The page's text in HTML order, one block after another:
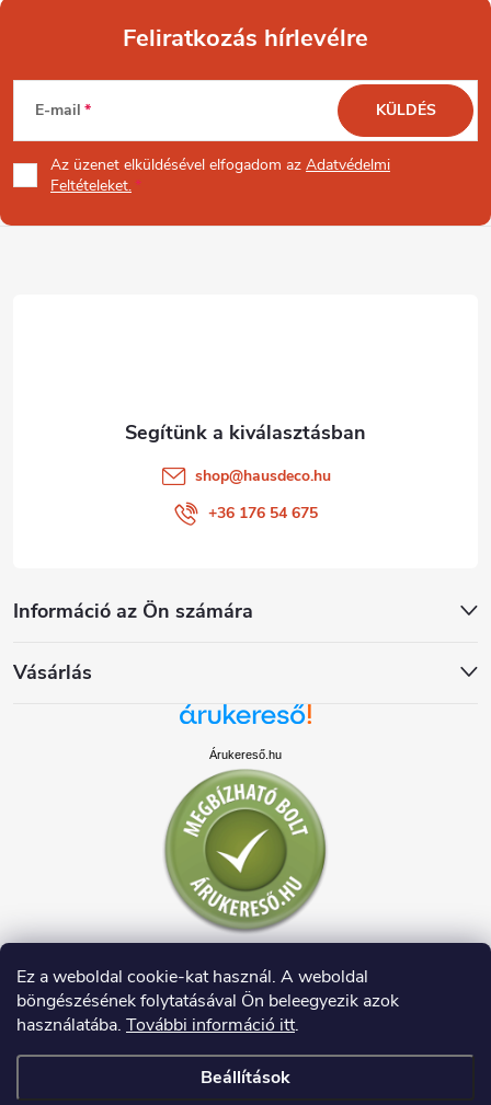
Ez a weboldal cookie-kat használ. A weboldal
böngészésének folytatásával Ön beleegyezik azok
használatába. További információ itt.
Beállítások
L
á
b
Feliratkozás hírlevélre
E-mail
Az üzenet elküldésével elfogadom az Adatvédelmi
Feltételeket.
KÜLDÉS
Információ az Ön számára
Vásárlás
shop@hausdeco.hu
+36 176 54 675
Árukereső.hu